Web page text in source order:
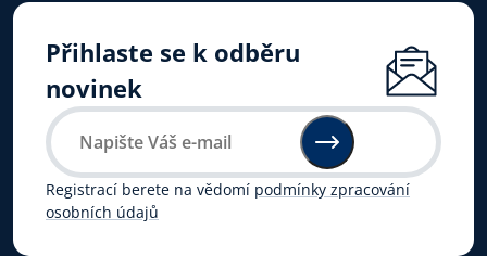
Přihlaste se k odběru
novinek
Registrací berete na vědomí podmínky zpracování
osobních údajů